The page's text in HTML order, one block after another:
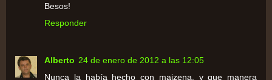
Besos!
Responder
Alberto 24 de enero de 2012 a las 12:05
Nunca la había hecho con maizena, y que manera